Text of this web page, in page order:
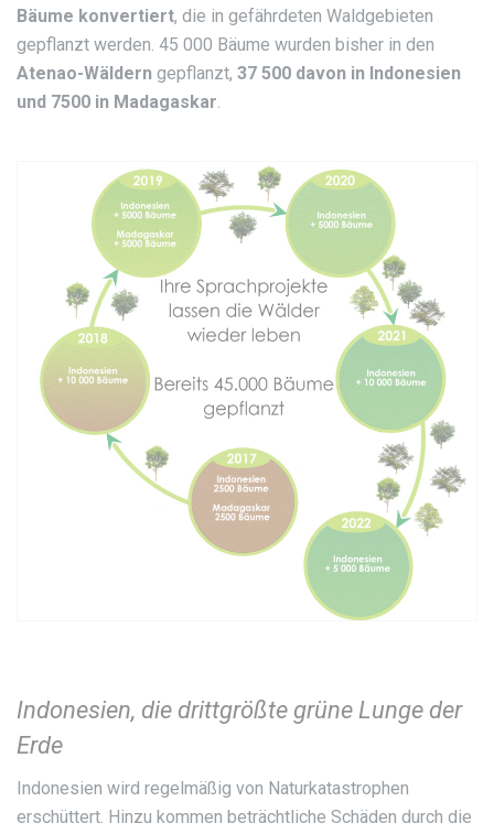
Bäume konvertiert, die in gefährdeten Waldgebieten
gepflanzt werden. 45 000 Bäume wurden bisher in den
Atenao-Wäldern gepflanzt, 37 500 davon in Indonesien
und 7500 in Madagaskar.
Indonesien, die drittgrößte grüne Lunge der
Erde
Indonesien wird regelmäßig von Naturkatastrophen
erschüttert. Hinzu kommen beträchtliche Schäden durch die